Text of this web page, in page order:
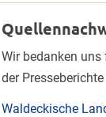
Wir bedanken
der
Waldeckische